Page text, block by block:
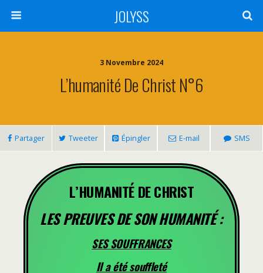
JOLYSS
3 Novembre 2024
L’humanité De Christ N°6
Partager Tweeter Épingler E-mail SMS
L’HUMANITÉ DE CHRIST
LES PREUVES DE SON HUMANITÉ :
SES SOUFFRANCES
Il a été souffleté